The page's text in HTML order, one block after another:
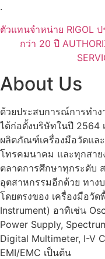
.
ตัวแทนจำหน่าย RIGOL
กว่า 20 ปี
About Us
ด้วยประสบการณ์การทำง
ได้ก่อตั้งบริษัทในปี 2564
ผลิตภัณฑ์เครื่องมือวัดแล
โทรคมนาคม และทุกสาย
ตลาดการศึกษาทุกระดับ
อุตสาหกรรมอีกด้วย ทาง
โดยตรงของ เครื่องมือวั
Instrument) อาทิเช่น
Power Supply,
Digital Multimeter, I-V
EMI/EMC เป็นต้น